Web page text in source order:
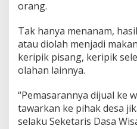
orang.
Tak hanya menanam,
atau diolah menjadi
keripik pisang, keripik
olahan lainnya.
“Pemasarannya dijual ke
tawarkan ke pihak desa
selaku Seketaris Dasa